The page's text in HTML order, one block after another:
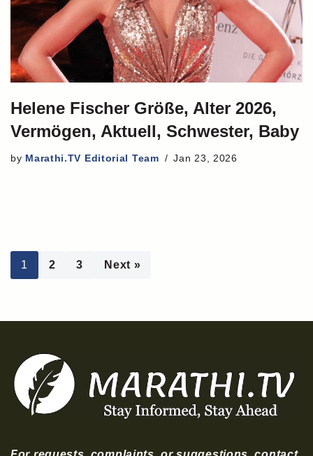
Helene Fischer Größe, Alter 2026,
Vermögen, Aktuell, Schwester, Baby
by Marathi.TV Editorial Team Jan 23, 2026
1 2 3 Next »